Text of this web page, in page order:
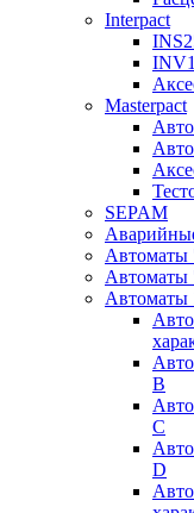
Interpact
Masterpact
SEPAM
Автоматы
Автоматы
B
C
D